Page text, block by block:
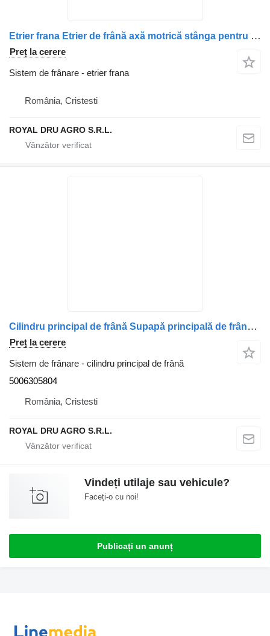
Etrier frana Etrier de frână axă motrică stânga pentru camion Irisbus
Preț la cerere
Sistem de frânare - etrier frana
România, Cristesti
ROYAL DRU AGRO S.R.L.
Cilindru principal de frână Supapă principală de frână cu pedala pentru 5006305804 pentru camion Irisbus
Preț la cerere
Sistem de frânare - cilindru principal de frână
5006305804
România, Cristesti
ROYAL DRU AGRO S.R.L.
Vindeți utilaje sau vehicule?
Faceți-o cu noi!
Publicați un anunț